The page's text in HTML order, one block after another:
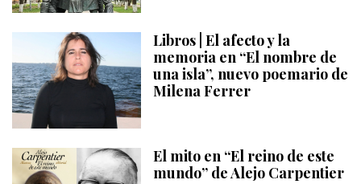
Libros | El afecto y la
memoria en “El nombre de
una isla”, nuevo poemario de
Milena Ferrer
El mito en “El reino de este
mundo” de Alejo Carpentier